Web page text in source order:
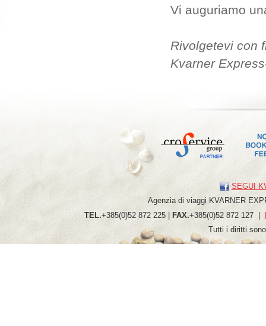
Vi auguriamo
Rivolgetevi con
Kvarner
SEGUI
Agenzia di viaggi KVARNER
TEL.+385(0)52 872 225 | FAX.+385(0)52 872 127 |
Tutti i diritti